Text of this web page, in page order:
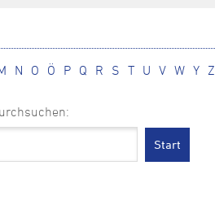
N O Ö P Q R S T U V W Y Z